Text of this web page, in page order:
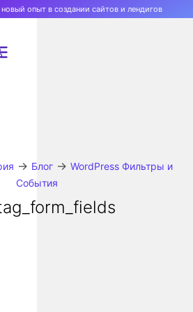
опыт в создании сайтов и лендигов
→ Блог → WordPress Фильтры и
События